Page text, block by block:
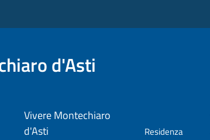
d'Asti
Vivere Montechiaro
d'Asti
Residenza